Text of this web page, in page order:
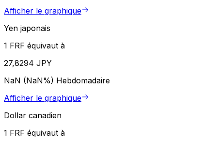
Afficher le graphique
Yen japonais
1 FRF équivaut à
27,8294 JPY
NaN (NaN%) Hebdomadaire
Afficher le graphique
Dollar canadien
1 FRF équivaut à